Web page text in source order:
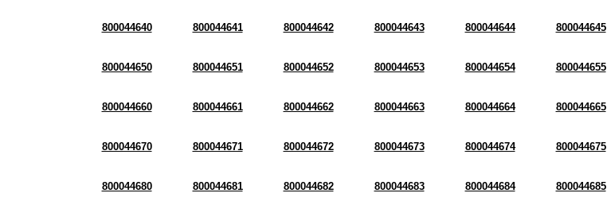
800044640 800044641 800044642 800044643 800044644 800044645
800044650 800044651 800044652 800044653 800044654 800044655
800044660 800044661 800044662 800044663 800044664 800044665
800044670 800044671 800044672 800044673 800044674 800044675
800044680 800044681 800044682 800044683 800044684 800044685